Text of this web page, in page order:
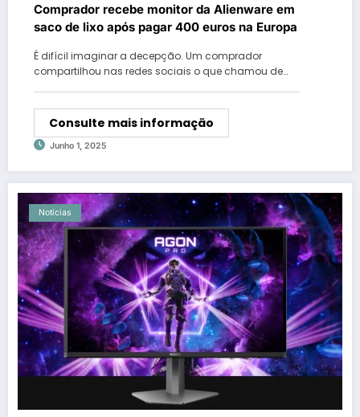
Comprador recebe monitor da Alienware em
saco de lixo após pagar 400 euros na Europa
É difícil imaginar a decepção. Um comprador
compartilhou nas redes sociais o que chamou de…
Consulte mais informação
Junho 1, 2025
Notícias